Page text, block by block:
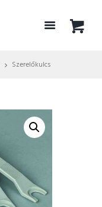
Szerelőkulcs